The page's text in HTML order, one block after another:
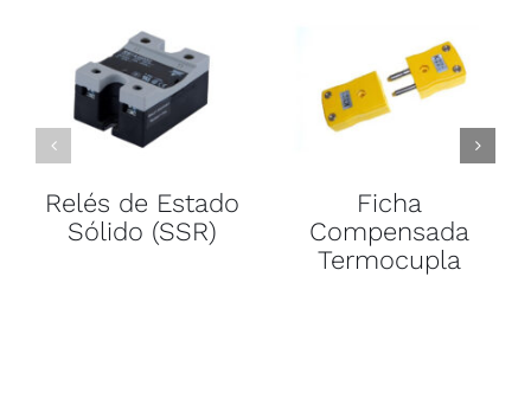
Relés de Estado
Sólido (SSR)
Ficha
Compensada
Termocupla